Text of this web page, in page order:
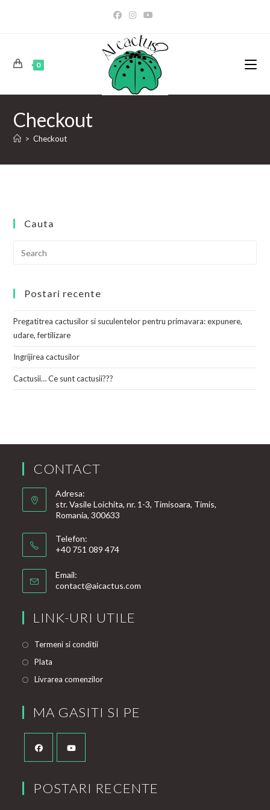
0
Checkout
> Checkout
Cauta
Postari recente
Pregatitrea cactusilor si suculentelor pentru primavara: expunere,
udare, fertilizare
Ingrijirea cactusilor
Cactusii… Ce sunt cactusii???
CONTACT
Adresa:
str. Vasile Loichita, nr. 1-3, Timisoara, Timis,
Romania, 300633
Telefon:
+40 751 089 474
Email:
contact@aicactus.com
LINK-URI UTILE
Termeni si conditii
Plata
Livrarea comenzilor
MA GASITI SI PE
POSTARI RECENTE